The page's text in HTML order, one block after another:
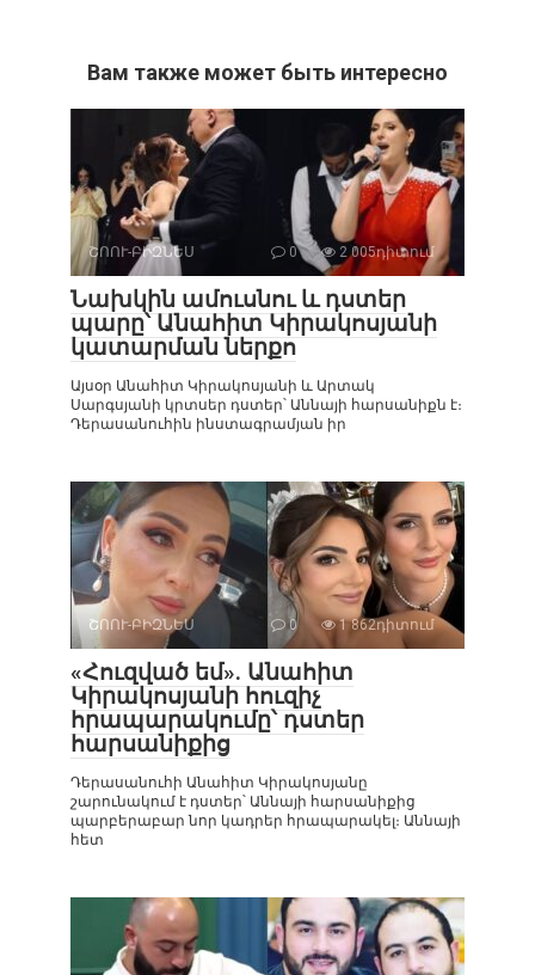
Вам также может быть интересно
ՇՈՈՒ-ԲԻԶՆԵՍ 0 2 005դիտում
Նախկին ամուսնու և դստեր
պարը՝ Անահիտ Կիրակոսյանի
կատարման ներքո
Այսօր Անահիտ Կիրակոսյանի և Արտակ
Սարգսյանի կրտսեր դստեր՝ Աննայի հարսանիքն է։
Դերասանուհին ինստագրամյան իր
ՇՈՈՒ-ԲԻԶՆԵՍ 0 1 862դիտում
«Հուզված եմ». Անահիտ
Կիրակոսյանի հուզիչ
հրապարակումը՝ դստեր
հարսանիքից
Դերասանուհի Անահիտ Կիրակոսյանը
շարունակում է դստեր՝ Աննայի հարսանիքից
պարբերաբար նոր կադրեր հրապարակել։ Աննայի
հետ